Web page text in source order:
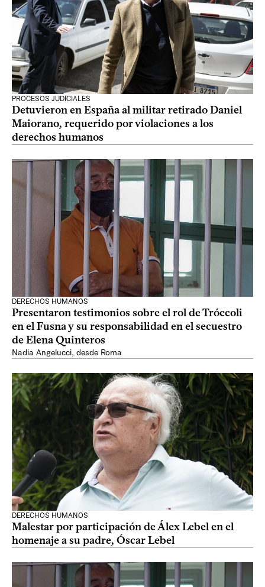
PROCESOS JUDICIALES
Detuvieron en España al militar retirado Daniel
Maiorano, requerido por violaciones a los
derechos humanos
DERECHOS HUMANOS
Presentaron testimonios sobre el rol de Tróccoli
en el Fusna y su responsabilidad en el secuestro
de Elena Quinteros
Nadia Angelucci, desde Roma
DERECHOS HUMANOS
Malestar por participación de Álex Lebel en el
homenaje a su padre, Óscar Lebel